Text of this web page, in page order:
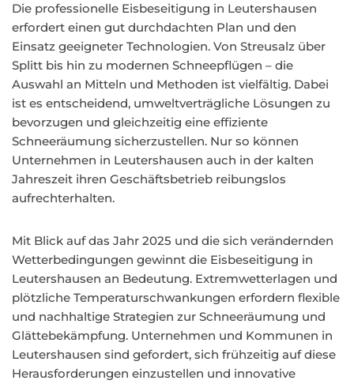
Die professionelle Eisbeseitigung in Leutershausen
erfordert einen gut durchdachten Plan und den
Einsatz geeigneter Technologien. Von Streusalz über
Splitt bis hin zu modernen Schneepflügen – die
Auswahl an Mitteln und Methoden ist vielfältig. Dabei
ist es entscheidend, umweltverträgliche Lösungen zu
bevorzugen und gleichzeitig eine effiziente
Schneeräumung sicherzustellen. Nur so können
Unternehmen in Leutershausen auch in der kalten
Jahreszeit ihren Geschäftsbetrieb reibungslos
aufrechterhalten.
Mit Blick auf das Jahr 2025 und die sich verändernden
Wetterbedingungen gewinnt die Eisbeseitigung in
Leutershausen an Bedeutung. Extremwetterlagen und
plötzliche Temperaturschwankungen erfordern flexible
und nachhaltige Strategien zur Schneeräumung und
Glättebekämpfung. Unternehmen und Kommunen in
Leutershausen sind gefordert, sich frühzeitig auf diese
Herausforderungen einzustellen und innovative